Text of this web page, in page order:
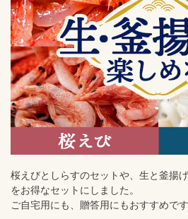
桜えびとしらすのセットや、生と釜揚
をお得なセットにしました。
ご自宅用にも、贈答用にもおすすめです